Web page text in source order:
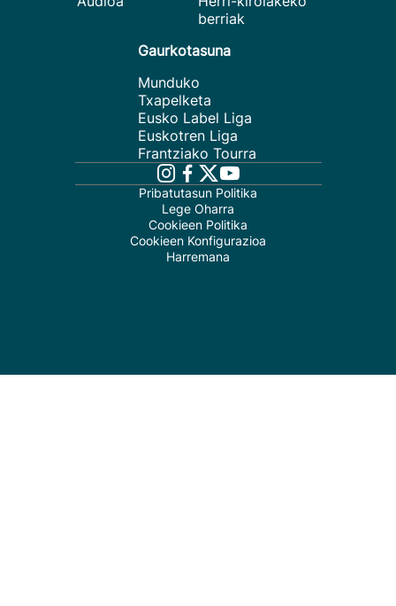
berriak
Gaurkotasuna
Munduko
Txapelketa
Eusko Label Liga
Euskotren Liga
Frantziako Tourra
Pribatutasun Politika
Lege Oharra
Cookieen Politika
Cookieen Konfigurazioa
Harremana